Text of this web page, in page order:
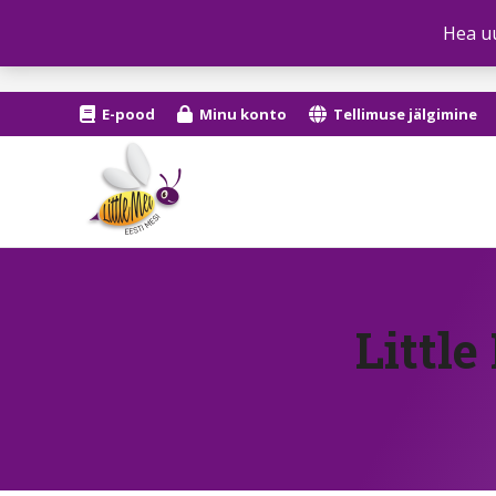
Hea
E-pood Minu konto Tellimuse jälgimine
Little